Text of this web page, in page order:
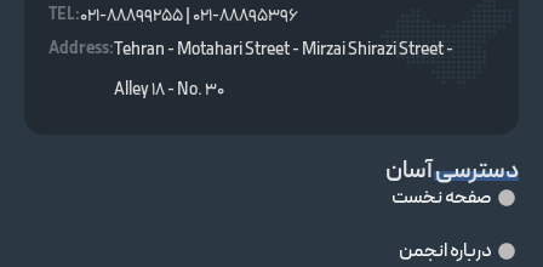
TEL :
021-88895396 | 021-88899255
Address:Tehran - Motahari Street - Mirzai Shirazi Street -
Alley 18 - No. 30
دسترسی آسان
صفحه نخست
درباره انجمن